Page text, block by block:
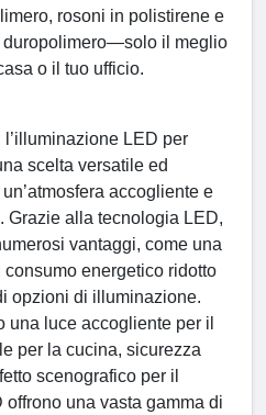
rosoni in polistirene e
duropolimero—solo il meglio
o il tuo ufficio.
l’illuminazione LED per
scelta versatile ed
accogliente e
Grazie alla tecnologia LED,
vantaggi, come una
consumo energetico ridotto
opzioni di illuminazione.
una luce accogliente per il
per la cucina, sicurezza
scenografico per il
una vasta gamma di